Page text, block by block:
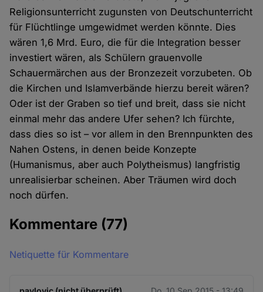
Religionsunterricht zugunsten von Deutschunterricht
für Flüchtlinge umgewidmet werden könnte. Dies
wären 1,6 Mrd. Euro, die für die Integration besser
investiert wären, als Schülern grauenvolle
Schauermärchen aus der Bronzezeit vorzubeten. Ob
die Kirchen und Islamverbände hierzu bereit wären?
Oder ist der Graben so tief und breit, dass sie nicht
einmal mehr das andere Ufer sehen? Ich fürchte,
dass dies so ist – vor allem in den Brennpunkten des
Nahen Ostens, in denen beide Konzepte
(Humanismus, aber auch Polytheismus) langfristig
unrealisierbar scheinen. Aber Träumen wird doch
noch dürfen.
Kommentare (77)
Netiquette für Kommentare